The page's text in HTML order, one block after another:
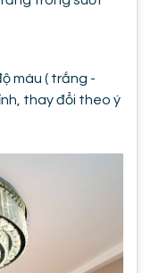
màu ( trắng -
thay đổi theo ý